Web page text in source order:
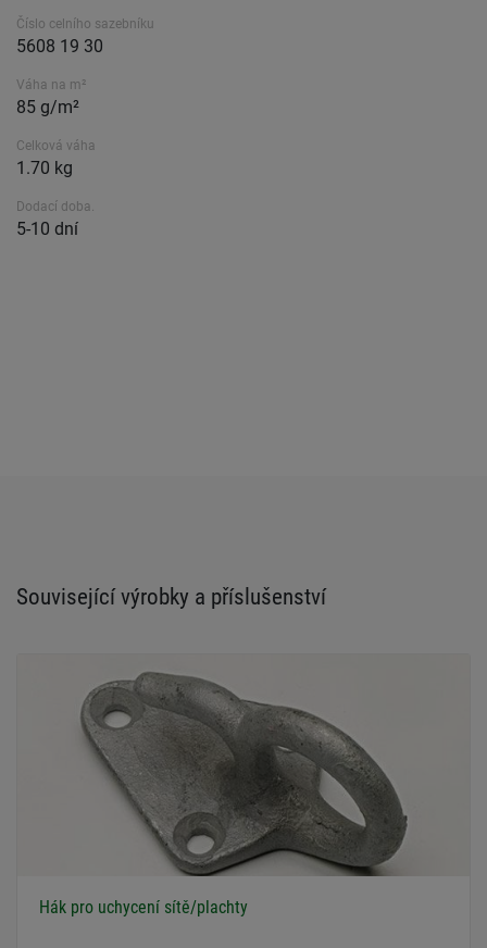
Číslo celního sazebníku
5608 19 30
Váha na m²
85 g/m²
Celková váha
1.70 kg
Dodací doba.
5-10 dní
Související výrobky a příslušenství
Hák pro uchycení sítě/plachty